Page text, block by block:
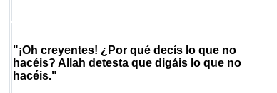
"¡Oh creyentes! ¿Por qué decís lo que no
hacéis? Allah detesta que digáis lo que no
hacéis."